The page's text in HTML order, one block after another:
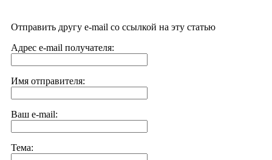
Отправить другу e-mail со ссылкой на эту статью
Адрес e-mail получателя:
Имя отправителя:
Ваш e-mail:
Тема: